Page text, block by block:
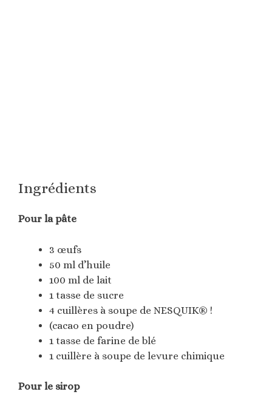
Ingrédients
Pour la pâte
3 œufs
50 ml d’huile
100 ml de lait
1 tasse de sucre
4 cuillères à soupe de NESQUIK® !
(cacao en poudre)
1 tasse de farine de blé
1 cuillère à soupe de levure chimique
Pour le sirop